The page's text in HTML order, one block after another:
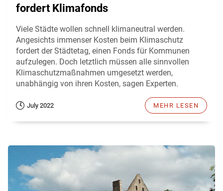
fordert Klimafonds
Viele Städte wollen schnell klimaneutral werden.
Angesichts immenser Kosten beim Klimaschutz
fordert der Städtetag, einen Fonds für Kommunen
aufzulegen. Doch letztlich müssen alle sinnvollen
Klimaschutzmaßnahmen umgesetzt werden,
unabhängig von ihren Kosten, sagen Experten.
July 2022 MEHR LESEN